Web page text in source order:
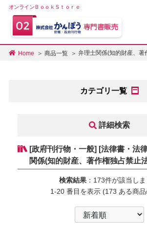
オンラインＢｏｏｋＳｔｏｒｅ
Home 商品一覧 弁理士関係(知的財産、著
カテゴリ一覧
詳細検索
[政府刊行物・一般] [法律書・法
関係(知的財産、著作権独占禁止
検索結果 ：173件が該当し
1-20 番目を表示 (173 ある商